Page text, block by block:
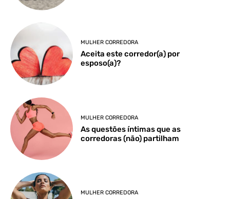
MULHER CORREDORA
Aceita este corredor(a) por
esposo(a)?
MULHER CORREDORA
As questões íntimas que as
corredoras (não) partilham
MULHER CORREDORA